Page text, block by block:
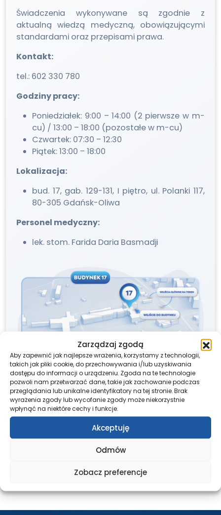
Zarządzaj zgodą
Aby zapewnić jak najlepsze wrażenia, korzystamy z technologii,
takich jak pliki cookie, do przechowywania i/lub uzyskiwania
dostępu do informacji o urządzeniu. Zgoda na te technologie
pozwoli nam przetwarzać dane, takie jak zachowanie podczas
przeglądania lub unikalne identyfikatory na tej stronie. Brak
wyrażenia zgody lub wycofanie zgody może niekorzystnie
wpłynąć na niektóre cechy i funkcje.
Akceptuję
Odmów
Zobacz preferencje
Świadczenia wykonywane są zgodnie z
aktualną wiedzą medyczną, obowiązującymi
standardami oraz przepisami prawa.
Kontakt:
tel.: 602 330 780
Godziny pracy:
Poniedziałek: 9:00 – 14:00 (2 pierwsze w m-
cu) / 13:00 – 18:00 (pozostałe w m-cu)
Czwartek: 07:30 – 12:30
Piątek: 13:00 – 18:00
Lokalizacja:
bud. 17, gab. 129-131, I piętro, ul. Polanki 117,
80-305 Gdańsk-Oliwa
Personel medyczny:
lek. stom. Farida Daria Basmadji
Udostępnij ten post